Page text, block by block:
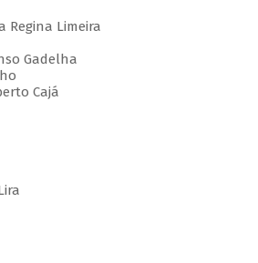
Regina Limeira
Gadelha
Cajá